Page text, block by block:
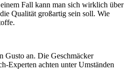
Fall kann man sich wirklich über
Qualität großartig sein soll. Wie
Gusto an. Die Geschmäcker
Experten achten unter Umständen